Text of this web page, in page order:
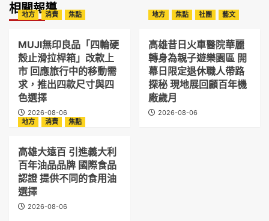
相關報導
地方 消費 焦點
MUJI無印良品「四輪硬
殼止滑拉桿箱」改款上
市 回應旅行中的移動需
求，推出四款尺寸與四
色選擇
2026-08-06
地方 焦點 社團 藝文
高雄昔日火車醫院華麗
轉身為親子遊樂園區 開
幕日限定退休職人帶路
探秘 現地展回顧百年機
廠歲月
2026-08-06
地方
消費 焦點
高雄大遠百 引進義大利
百年油品品牌 國際食品
認證 提供不同的食用油
選擇
2026-08-06